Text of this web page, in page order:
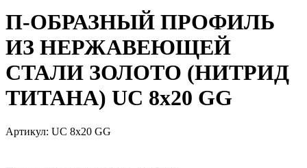
П-ОБРАЗНЫЙ ПРОФИЛЬ
ИЗ НЕРЖАВЕЮЩЕЙ
СТАЛИ ЗОЛОТО (НИТРИД
ТИТАНА) UC 8x20 GG
Артикул: UC 8x20 GG